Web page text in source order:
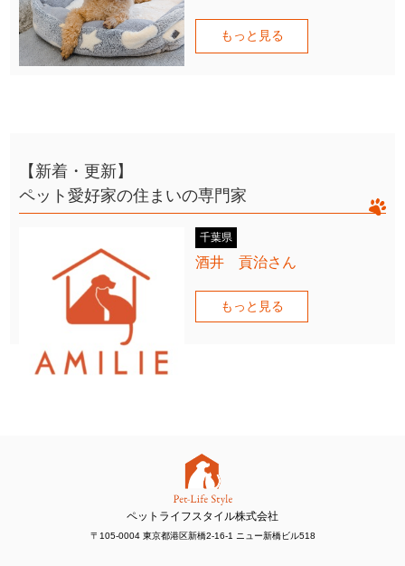
もっと見る
【新着・更新】
ペット愛好家の住まいの専門家
千葉県
酒井 貢治さん
もっと見る
ペットライフスタイル株式会社
〒105-0004 東京都港区新橋2-16-1 ニュー新橋ビル518